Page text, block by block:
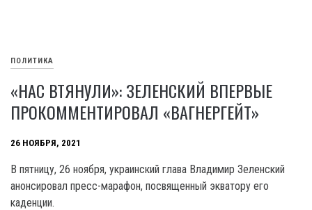
ПОЛИТИКА
«НАС ВТЯНУЛИ»: ЗЕЛЕНСКИЙ ВПЕРВЫЕ
ПРОКОММЕНТИРОВАЛ «ВАГНЕРГЕЙТ»
26 НОЯБРЯ, 2021
В пятницу, 26 ноября, украинский глава Владимир Зеленский
анонсировал пресс-марафон, посвященный экватору его
каденции.